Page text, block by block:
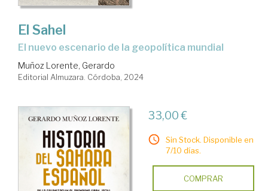
El Sahel
el nuevo escenario de la geopolítica mundial
Muñoz Lorente, Gerardo
Editorial Almuzara. Córdoba, 2024
33,00 €
Sin Stock. Disponible en
7/10 días.
COMPRAR